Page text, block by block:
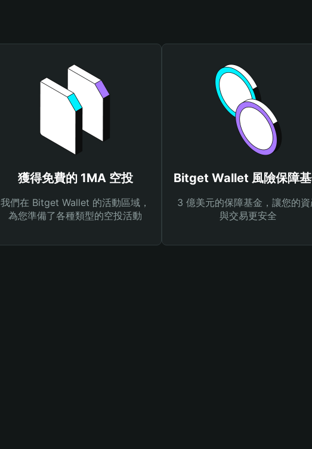
獲得免費的 1MA 空投
我們在 Bitget Wallet 的活動區域，
為您準備了各種類型的空投活動
Bitget Wallet 風險保障
3 億美元的保障基金，讓您的資
與交易更安全